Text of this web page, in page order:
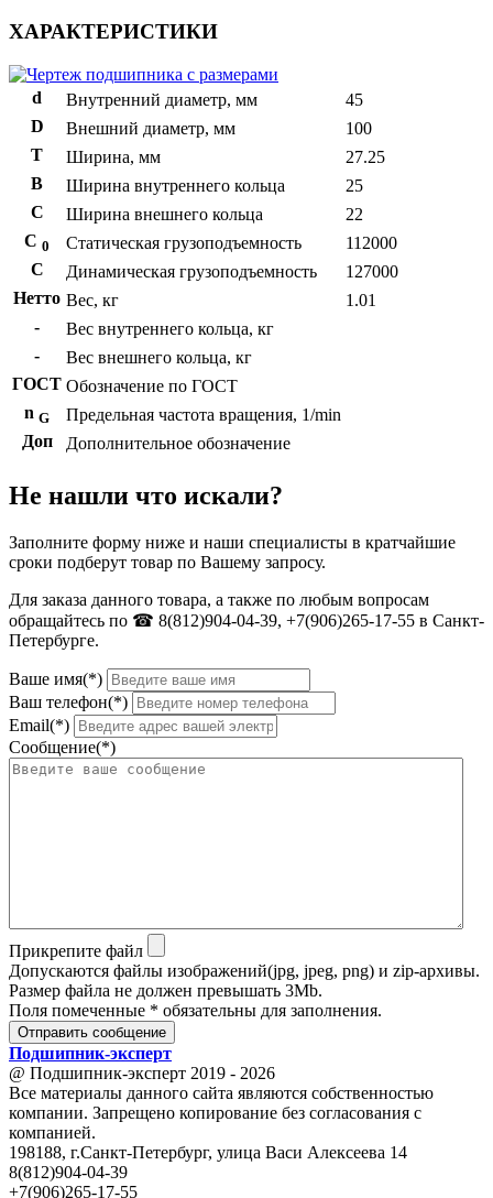
ХАРАКТЕРИСТИКИ
d Внутренний диаметр, мм
45
D
Внешний диаметр, мм
100
T
Ширина, мм
27.25
B
Ширина внутреннего кольца
25
С
Ширина внешнего кольца
22
С 0 Статическая грузоподъемность
112000
C
Динамическая грузоподъемность
127000
Нетто Вес, кг
1.01
-
Вес внутреннего кольца, кг
-
Вес внешнего кольца, кг
ГОСТ Обозначение по ГОСТ
n G
Предельная частота вращения, 1/min
Доп
Дополнительное обозначение
Не нашли что искали?
Заполните форму ниже и наши специалисты в кратчайшие
сроки подберут товар по Вашему запросу.
Для заказа данного товара, а также по любым вопросам
обращайтесь по ☎ 8(812)904-04-39, +7(906)265-17-55 в Санкт-
Петербурге.
Ваше имя(*)
Ваш телефон(*)
Email(*)
Сообщение(*)
Прикрепите файл
Допускаются файлы изображений(jpg, jpeg, png) и zip-архивы.
Размер файла не должен превышать 3Mb.
Поля помеченные * обязательны для заполнения.
Отправить сообщение
Подшипник-эксперт
@ Подшипник-эксперт 2019 - 2026
Все материалы данного сайта являются собственностью
компании. Запрещено копирование без согласования с
компанией.
198188, г.Санкт-Петербург, улица Васи Алексеева 14
8(812)904-04-39
+7(906)265-17-55